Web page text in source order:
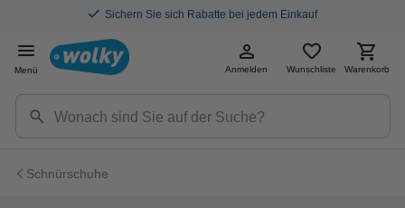
Sichern Sie sich Rabatte bei jedem Einkauf
Menü Anmelden Wunschliste Warenkorb
Schnürschuhe